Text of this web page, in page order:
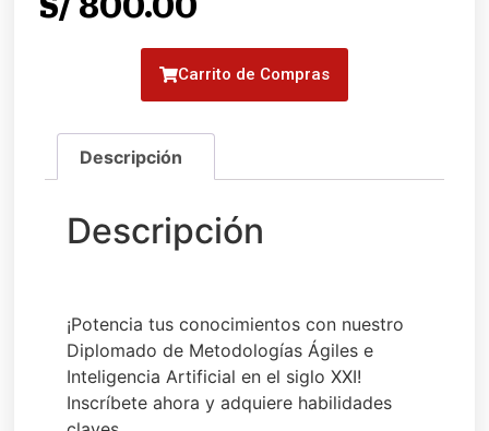
Carrito de Compras
¡Potencia tus conocimientos con nuestro
Diplomado de Metodologías Ágiles e
Inteligencia Artificial en el siglo XXI!
Inscríbete ahora y adquiere habilidades